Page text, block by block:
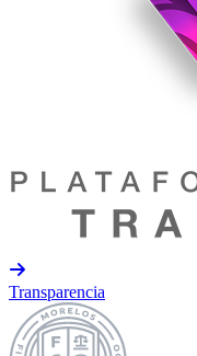
Transparencia